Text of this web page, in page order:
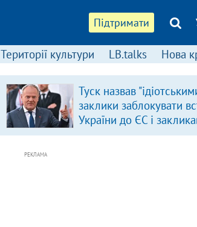
Підтримати
Території культури LB.talks Нова
Туск назвав
заклики заблокувати
України до ЄС і
припинити
РЕКЛАМА